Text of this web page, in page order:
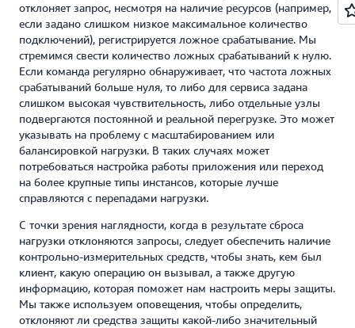
отклоняет запрос, несмотря на наличие ресурсов (например,
если задано слишком низкое максимальное количество
подключений), регистрируется ложное срабатывание. Мы
стремимся свести количество ложных срабатываний к нулю.
Если команда регулярно обнаруживает, что частота ложных
срабатываний больше нуля, то либо для сервиса задана
слишком высокая чувствительность, либо отдельные узлы
подвергаются постоянной и реальной перегрузке. Это может
указывать на проблему с масштабированием или
балансировкой нагрузки. В таких случаях может
потребоваться настройка работы приложения или переход
на более крупные типы инстансов, которые лучше
справляются с перепадами нагрузки.
С точки зрения наглядности, когда в результате сброса
нагрузки отклоняются запросы, следует обеспечить наличие
контрольно-измерительных средств, чтобы знать, кем был
клиент, какую операцию он вызывал, а также другую
информацию, которая поможет нам настроить меры защиты.
Мы также используем оповещения, чтобы определить,
отклоняют ли средства защиты какой-либо значительный